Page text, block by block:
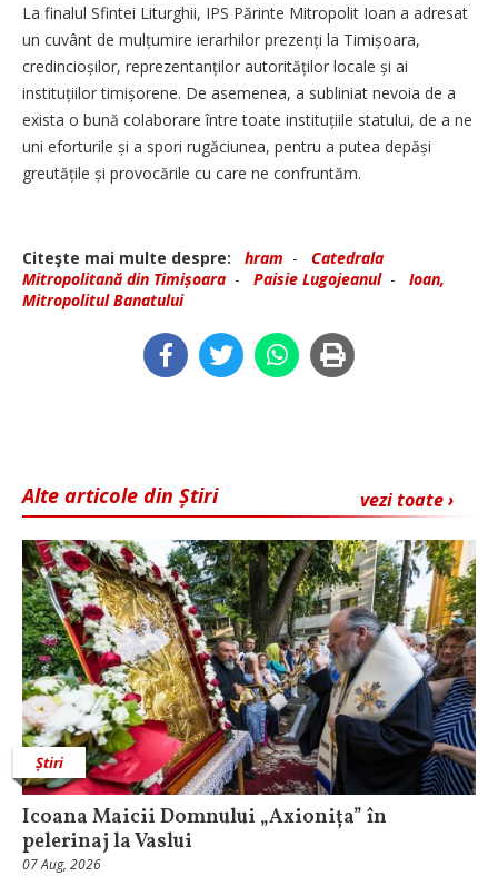
La finalul Sfintei Liturghii, IPS Părinte Mitropolit Ioan a adresat
un cuvânt de mulțumire ierarhilor prezenți la Timișoara,
credincio­șilor, reprezentanților autorităților locale și ai
instituțiilor timișorene. De asemenea, a subliniat nevoia de a
exista o bună colaborare între toate instituțiile statului, de a ne
uni eforturile și a spori rugăciunea, pentru a putea depăși
greutățile și provocările cu care ne confruntăm.
Citeşte mai multe despre: hram - Catedrala
Mitropolitană din Timișoara - Paisie Lugojeanul- Ioan,
Mitropolitul Banatului
vezi toate ›
Alte articole din Știri
Știri
Icoana Maicii Domnului „Axionița” în
pelerinaj la Vaslui
07 Aug, 2026